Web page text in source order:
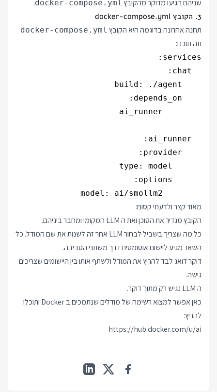
שניהם הגיעו מדוקר מהקובץ docker-compose.yml
.
3. הקובץ docker-compose.yml
תחנה אחרונה בדוגמה היא הקובץ docker-compose.yml
וזה תוכנו:
מאוד קצר ולדעתי קסום:
הקובץ מגדיר את הסוכן ואת ה LLM המקומי ומחבר ביניהם.
כל מה שצריך בשביל לבחור LLM אחר זה לשנות את שם המודל. כל
השאר מגיע ליישום אוטומטית דרך משתני הסביבה.
דוקר דואג לבד להריץ את המודל ולשתף אותו בין היישומים שצריכים
גישה.
ה LLM נגיש רק מתוך דוקר.
כאן אפשר למצוא רשימה של מודלים שנתמכים ב Docker ותוכלו
להריץ:
https://hub.docker.com/u/ai